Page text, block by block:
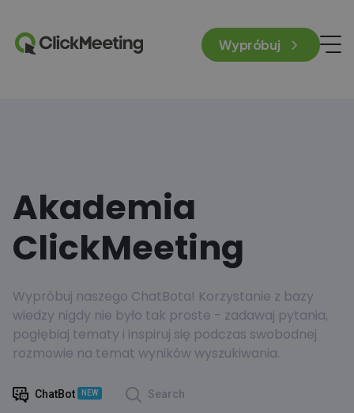
Wypróbuj
Akademia
ClickMeeting
Wypróbuj naszego ChatBota! Korzystanie z bazy
wiedzy nigdy nie było tak proste - zadawaj pytania,
pogłębiaj tematy i inspiruj się podczas swobodnej
rozmowie na temat wyników wyszukiwania.
ChatBot NEW Search